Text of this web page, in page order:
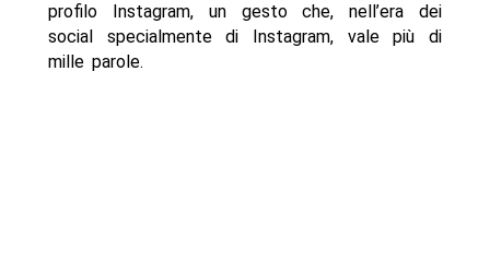
profilo Instagram, un gesto che, nell’era dei
social specialmente di Instagram, vale più di
mille parole.